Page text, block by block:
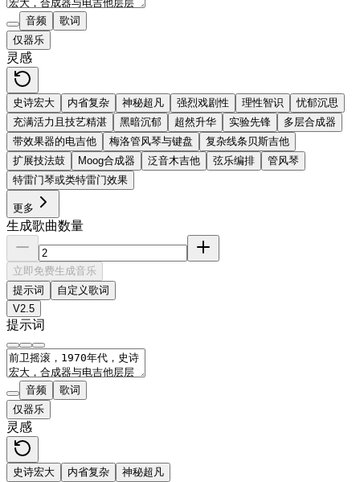
音频
歌词
仅器乐
灵感
史诗宏大 内省复杂 神秘超凡 强烈戏剧性 理性智识
忧郁沉思
充满活力且技艺精湛
黑暗沉郁 超然升华 实验先锋
多层合成器
带效果器的电吉他
梅洛管风琴与键盘
复杂线条贝斯吉他
扩展技法鼓
Moog合成器 泛音木吉他 弦乐编排
管风琴
特雷门琴或类特雷门效果
更多
生成歌曲数量
立即免费生成音乐
提示词
自定义歌词
V2.5
提示词
音频
歌词
仅器乐
灵感
史诗宏大 内省复杂
神秘超凡